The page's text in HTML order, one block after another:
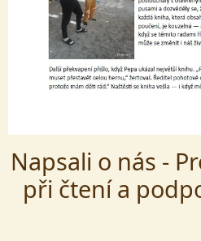
Napsali o nás -
při čtení a